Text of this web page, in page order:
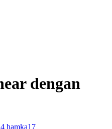
dengan
hamka17